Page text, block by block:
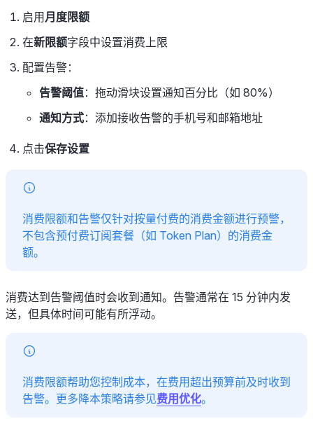
启用 月度限额
在新限额字段中设置消费上限
配置告警：
告警阈值：拖动滑块设置通知百分比（如 80%）
通知方式：添加接收告警的手机号和邮箱地址
点击保存设置
消费限额和告警仅针对按量付费的消费金额进行预警，
不包含预付费订阅套餐（如 Token Plan）的消费金
额。
消费达到告警阈值时会收到通知。告警通常在 15 分钟内发
送，但具体时间可能有所浮动。
消费限额帮助您控制成本，在费用超出预算前及时收到
告警。更多降本策略请参见费用优化。